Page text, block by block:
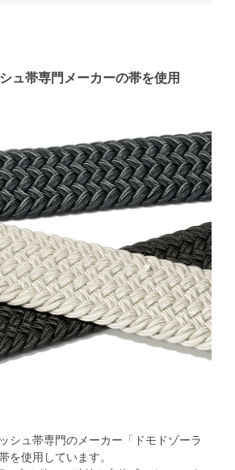
ュ帯専門メーカーの帯を使用
シュ帯専門のメーカー「ドモドゾーラ
を使用しています。